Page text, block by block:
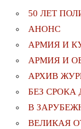
50 ЛЕТ
АНОНС
АРМИЯ И
АРМИЯ И
АРХИВ
БЕЗ СРОКА
В
ВЕЛИКАЯ